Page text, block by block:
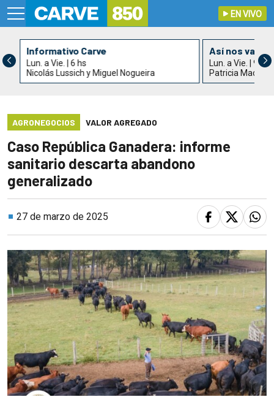
EN VIVO
Informativo Carve
Lun. a Vie. | 6 hs
Nicolás Lussich y Miguel Nogueira
Así nos va
Lun. a Vie. | 9 hs
Patricia Madrid
AGRONEGOCIOS VALOR AGREGADO
Caso República Ganadera: informe
sanitario descarta abandono
generalizado
27 de marzo de 2025